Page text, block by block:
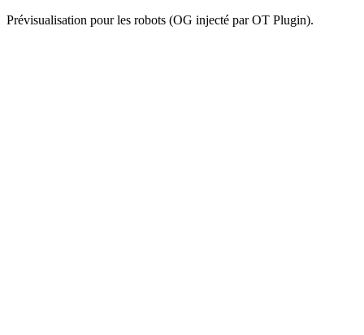
Prévisualisation pour les robots (OG injecté par OT Plugin).